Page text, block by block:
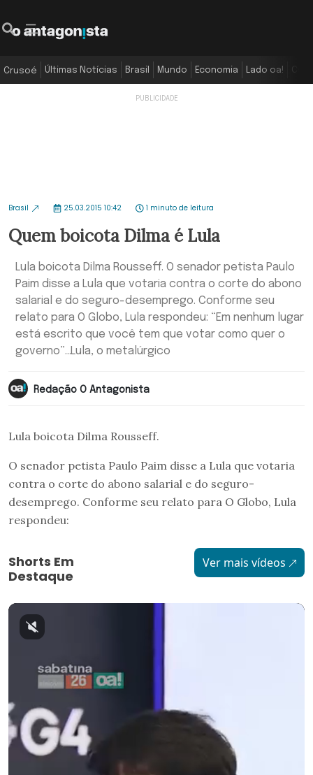
Crusoé Últimas Notícias Brasil Mundo Economia Lado oa!
Brasil 25.03.2015 10:42 1 minuto de leitura
Quem boicota Dilma é Lula
Lula boicota Dilma Rousseff. O senador petista Paulo
Paim disse a Lula que votaria contra o corte do abono
salarial e do seguro-desemprego. Conforme seu
relato para O Globo, Lula respondeu: “Em nenhum lugar
está escrito que você tem que votar como quer o
governo”...Lula, o metalúrgico
Redação O Antagonista
Lula boicota Dilma Rousseff.
O senador petista Paulo Paim disse a Lula que votaria
contra o corte do abono salarial e do seguro-
desemprego. Conforme seu relato para O Globo, Lula
respondeu:
Shorts Em
Destaque
Ver mais vídeos